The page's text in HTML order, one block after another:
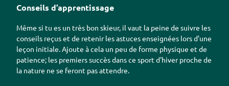
Conseils d’apprentissage
Même si tu es un très bon skieur, il vaut la peine de suivre les
conseils reçus et de retenir les astuces enseignées lors d’une
leçon initiale. Ajoute à cela un peu de forme physique et de
patience; les premiers succès dans ce sport d'hiver proche de
la nature ne se feront pas attendre.